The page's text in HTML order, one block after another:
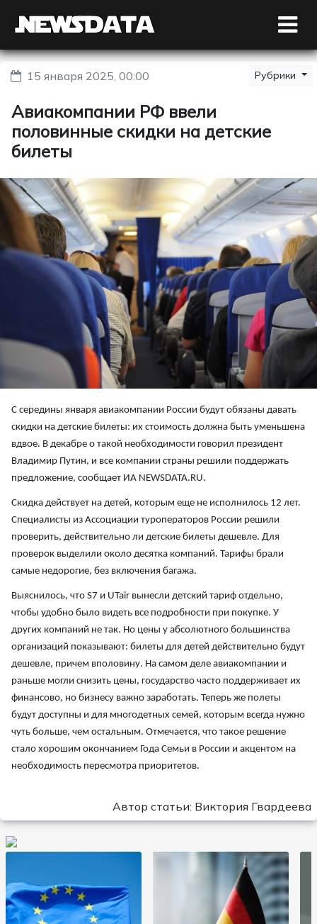
15 января 2025, 00:00 Рубрики
Авиакомпании РФ ввели
половинные скидки на детские
билеты
С середины января авиакомпании России будут обязаны давать
скидки на детские билеты: их стоимость должна быть уменьшена
вдвое. В декабре о такой необходимости говорил президент
Владимир Путин, и все компании страны решили поддержать
предложение, сообщает ИА NEWSDATA.RU.
Скидка действует на детей, которым еще не исполнилось 12 лет.
Специалисты из Ассоциации туроператоров России решили
проверить, действительно ли детские билеты дешевле. Для
проверок выделили около десятка компаний. Тарифы брали
самые недорогие, без включения багажа.
Выяснилось, что S7 и UTair вынесли детский тариф отдельно,
чтобы удобно было видеть все подробности при покупке. У
других компаний не так. Но цены у абсолютного большинства
организаций показывают: билеты для детей действительно будут
дешевле, причем вполовину. На самом деле авиакомпании и
раньше могли снизить цены, государство часто поддерживает их
финансово, но бизнесу важно заработать. Теперь же полеты
будут доступны и для многодетных семей, которым всегда нужно
чуть больше, чем остальным. Отмечается, что такое решение
стало хорошим окончанием Года Семьи в России и акцентом на
необходимость пересмотра приоритетов.
Автор статьи: Виктория Гвардеева